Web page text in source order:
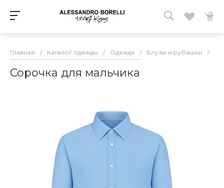
Главная / Каталог одежды / Одежда / Блузы и рубашки /
Сорочка для мальчика